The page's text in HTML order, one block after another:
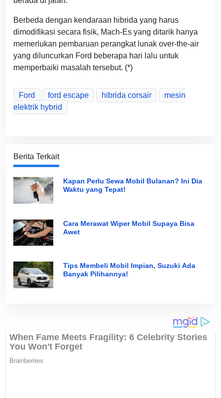
Berbeda dengan kendaraan hibrida yang harus
dimodifikasi secara fisik, Mach-Es yang ditarik hanya
memerlukan pembaruan perangkat lunak over-the-air
yang diluncurkan Ford beberapa hari lalu untuk
memperbaiki masalah tersebut. (*)
Ford ford escape hibrida corsair
mesin
elektrik hybrid
Berita Terkait
Kapan Perlu Sewa Mobil Bulanan? Ini Dia
Waktu yang Tepat!
Cara Merawat Wiper Mobil Supaya Bisa
Awet
Tips Membeli Mobil Impian, Suzuki Ada
Banyak Pilihannya!